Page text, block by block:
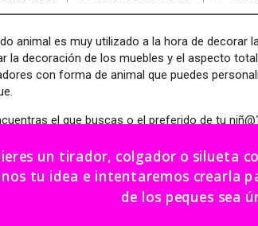
animal es muy utilizado a la hora de decorar
la decoración de los muebles y el aspecto
con forma de animal que puedes
el que buscas o el preferido de tu
hacer el tirador o colgador con la forma
pez que se personaliza en el color deseado.
un tirador, colgador o silueta
tu idea e intentaremos crearla para ti. ¡Haz que la
de los peques sea